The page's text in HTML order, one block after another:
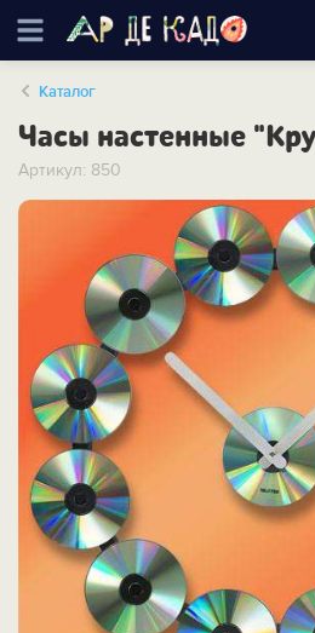
Каталог
Часы настенные
Артикул: 850